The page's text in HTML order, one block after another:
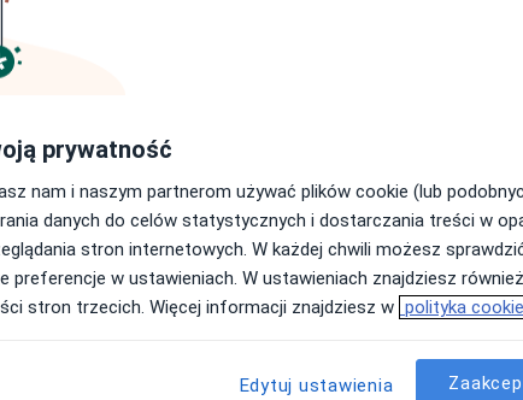
prywatność
nam i naszym partnerom używać plików cookie (lub
danych do celów statystycznych i dostarczania treści w
stron internetowych. W każdej chwili możesz
preferencje w ustawieniach. W ustawieniach znajdziesz
stron trzecich. Więcej informacji znajdziesz w polityka
Edytuj ustawienia